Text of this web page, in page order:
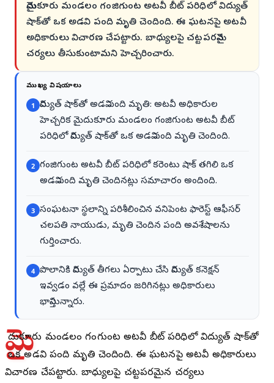
మైదుకూరు మండలం గంజిగుంట అటవీ బీట్ పరిధిలో విద్యుత్
షాక్‌తో ఒక అడవి పంది మృతి చెందింది. ఈ ఘటనపై అటవీ
అధికారులు విచారణ చేపట్టారు. బాధ్యులపై చట్టపరమైన
చర్యలు తీసుకుంటామని హెచ్చరించారు.
ముఖ్య విషయాలు
1 విద్యుత్ షాక్‌తో అడవి పంది మృతి: అటవీ అధికారుల
హెచ్చరిక మైదుకూరు మండలం గంజిగుంట అటవీ బీట్
పరిధిలో విద్యుత్ షాక్‌తో ఒక అడవి పంది మృతి చెందింది.
2 గంజిగుంట అటవీ బీట్ పరిధిలో కరెంటు షాక్ తగిలి ఒక
అడవి పంది మృతి చెందినట్లు సమాచారం అందింది.
3 సంఘటనా స్థలాన్ని పరిశీలించిన వనిపెంట ఫారెస్ట్ ఆఫీసర్
చలపతి నాయుడు, మృతి చెందిన పంది అవశేషాలను
గుర్తించారు.
4 పొలానికి విద్యుత్ తీగలు ఏర్పాటు చేసి విద్యుత్ కనెక్షన్
ఇవ్వడం వల్లే ఈ ప్రమాదం జరిగినట్లు అధికారులు
భావిస్తున్నారు.
దుకూరు మండలం గంజిగుంట అటవీ బీట్ పరిధిలో విద్యుత్ షాక్‌తో
ఒక అడవి పంది మృతి చెందింది. ఈ ఘటనపై అటవీ అధికారులు
విచారణ చేపట్టారు. బాధ్యులపై చట్టపరమైన చర్యలు